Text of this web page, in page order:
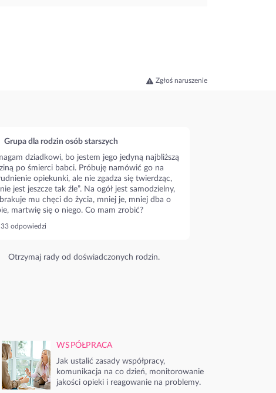
Zgłoś naruszenie
Grupa dla rodzin osób starszych
dziadkowi, bo jestem jego jedyną najbliższą
po śmierci babci. Próbuję namówić go na
opiekunki, ale nie zgadza się twierdząc,
jest jeszcze tak źle”. Na ogół jest samodzielny,
mu chęci do życia, mniej je, mniej dba o
martwię się o niego. Co mam zrobić?
33 odpowiedzi
Otrzymaj rady od doświadczonych rodzin.
WSPÓŁPRACA
Jak ustalić zasady współpracy,
komunikacja na co dzień, monitorowanie
jakości opieki i reagowanie na problemy.